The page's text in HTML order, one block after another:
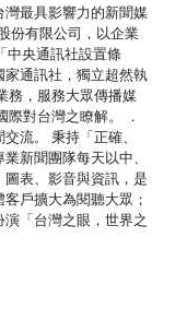
最具影響力的新聞媒
份有限公司，以企業
中央通訊社設置條
通訊社，獨立超然執
務，服務大眾傳播媒
對台灣之瞭解。 ．
流。 秉持「正確、
新聞團隊每天以中、
表、影音與資訊，是
戶擴大為閱聽大眾；
「台灣之眼，世界之